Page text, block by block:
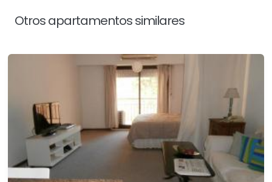
Otros apartamentos similares